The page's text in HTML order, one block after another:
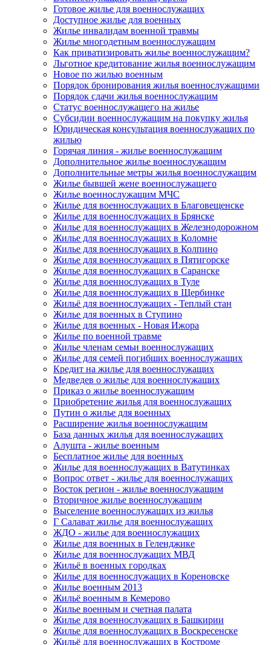
Готовое жилье для военнослужащих
Доступное жилье для военных
Жилье инвалидам военной травмы
Жилье многодетным военнослужащим
Как приватизировать жилье военнослужащим?
Льготное кредитование жилья военнослужащим
Новое по жилью военным
Порядок бронирования жилья военнослужащими
Порядок сдачи жилья военнослужащим
Статус военнослужащего на жилье
Субсидии военнослужащим на покупку жилья
Юридическая консультация военнослужащих по
жилью
Горячая линия - жилье военнослужащим
Дополнительное жилье военнослужащим
Дополнительные метры жилья военнослужащим
Жилье бывшей жене военнослужащего
Жилье военнослужащим МЧС
Жилье для военнослужащих в Благовещенске
Жилье для военнослужащих в Брянске
Жилье для военнослужащих в Железнодорожном
Жилье для военнослужащих в Коломне
Жилье для военнослужащих в Колпино
Жилье для военнослужащих в Пятигорске
Жилье для военнослужащих в Саранске
Жилье для военнослужащих в Туле
Жилье для военнослужащих в Щербинке
Жильё для военнослужащих - Теплый стан
Жилье для военных в Ступино
Жилье для военных - Новая Ижора
Жилье по военной травме
Жилье членам семьи военнослужащих
Жилье для семей погибших военнослужащих
Кредит на жилье для военнослужащих
Медведев о жилье для военнослужащих
Приказ о жилье военнослужащим
Приобретение жилья для военнослужащих
Путин о жилье для военных
Расширение жилья военнослужащим
База данных жилья для военнослужащих
Алушта - жилье военным
Бесплатное жилье для военных
Жилье для военнослужащих в Ватутинках
Вопрос ответ - жилье для военнослужащих
Восток регион - жилье военнослужащим
Вторичное жилье военнослужащим
Выселение военнослужащих из жилья
Г Салават жилье для военнослужащих
ЖДО - жилье для военнослужащих
Жилье для военных в Геленджике
Жилье для военнослужащих МВД
Жильё в военных городках
Жилье для военнослужащих в Кореновске
Жилье военным 2013
Жильё военным в Кемерово
Жилье военным и счетная палата
Жилье для военнослужащих в Башкирии
Жилье для военнослужащих в Воскресенске
Жильё для военнослужащих в Костроме